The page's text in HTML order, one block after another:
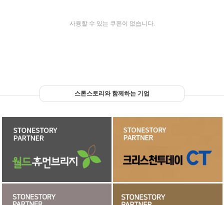
사용할 수 있는 쿠폰이 없습니다.
스톤스토리와 함께하는 기업